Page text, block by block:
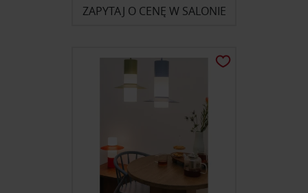
ZAPYTAJ O CENĘ W SALONIE